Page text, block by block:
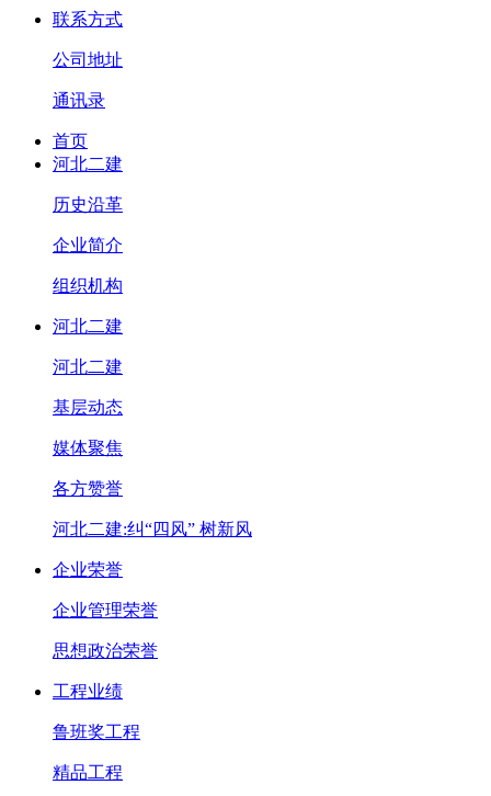
联系方式
公司地址
通讯录
首页
河北二建
历史沿革
企业简介
组织机构
河北二建
河北二建
基层动态
媒体聚焦
各方赞誉
河北二建:纠“四风” 树新风
企业荣誉
企业管理荣誉
思想政治荣誉
工程业绩
鲁班奖工程
精品工程